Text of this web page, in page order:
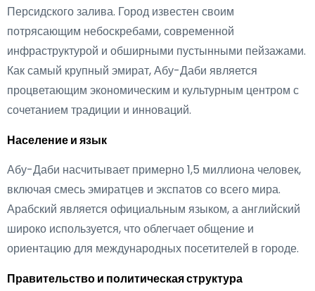
Персидского залива. Город известен своим
потрясающим небоскребами, современной
инфраструктурой и обширными пустынными пейзажами.
Как самый крупный эмират, Абу-Даби является
процветающим экономическим и культурным центром с
сочетанием традиции и инноваций.
Население и язык
Абу-Даби насчитывает примерно 1,5 миллиона человек,
включая смесь эмиратцев и экспатов со всего мира.
Арабский является официальным языком, а английский
широко используется, что облегчает общение и
ориентацию для международных посетителей в городе.
Правительство и политическая структура